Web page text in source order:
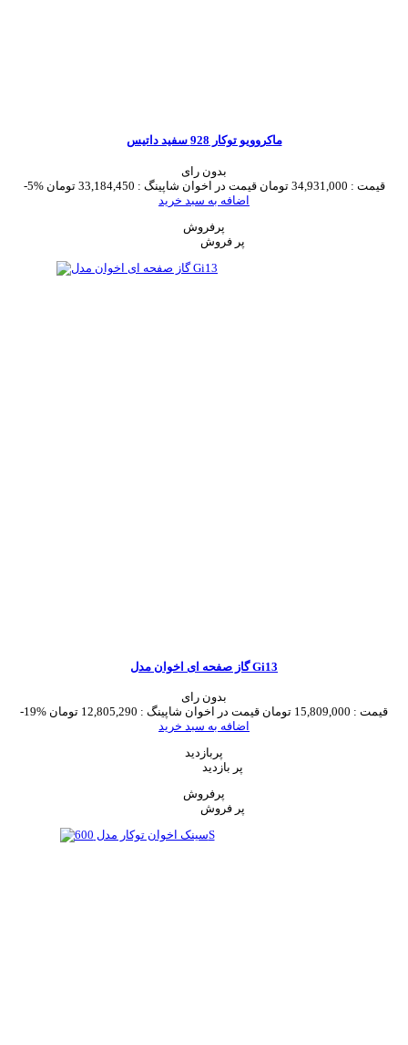
ماکروویو توکار 928 سفید داتیس
بدون رای
-5%
قیمت : 34,931,000 تومان قیمت در اخوان شاپینگ : 33,184,450 تومان
اضافه به سبد خرید
پرفروش
گاز صفحه ای اخوان مدل Gi13
بدون رای
-19%
قیمت : 15,809,000 تومان قیمت در اخوان شاپینگ : 12,805,290 تومان
اضافه به سبد خرید
پربازدید
پر بازدید
پرفروش